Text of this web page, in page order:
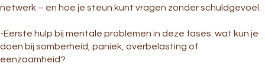
netwerk – en hoe je steun kunt vragen zonder schuldgevoel.
-Eerste hulp bij mentale problemen in deze fases: wat kun je
doen bij somberheid, paniek, overbelasting of
eenzaamheid?